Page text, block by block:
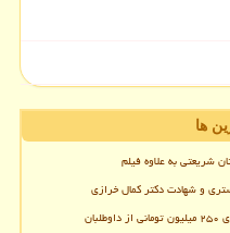
ها
شریعتی به علاوه فیلم
و شهادت دکتر کمال خرازی